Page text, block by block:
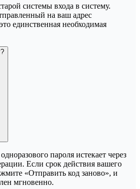
системы входа в систему.
на ваш адрес
единственная необходимая
пароля истекает через
Если срок действия вашего
«Отправить код заново», и
мгновенно.